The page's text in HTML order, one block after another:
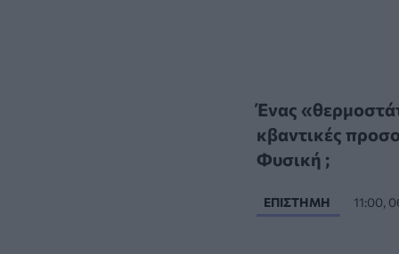
Ένας
κβαντικές
Φυσική ;
ΕΠΙΣΤΉΜΗ 11:00,